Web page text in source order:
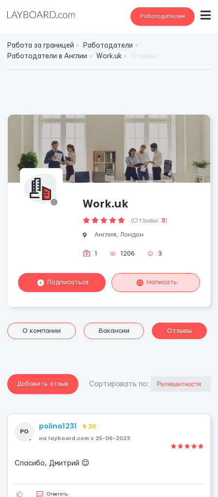
Работодателям
Работа за границей
Работодатели
Работодатели в Англии
Work.uk
Work.uk
(Отзывы: 3)
Англия, Лондон
1 1206 3
Подписаться Написать
О компании Вакансии Отзывы
Добавить отзыв Cортировать по:
PO
polina1231 20
на layboard.com c 25-06-2023
Спасибо, Дмитрий 😌
Ответить